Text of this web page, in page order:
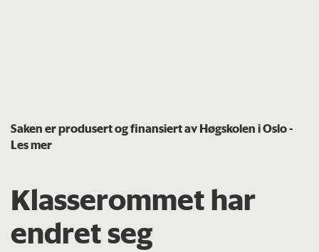
Saken er produsert og finansiert av Høgskolen i Oslo-
Les mer
Klasserommet har
endret seg